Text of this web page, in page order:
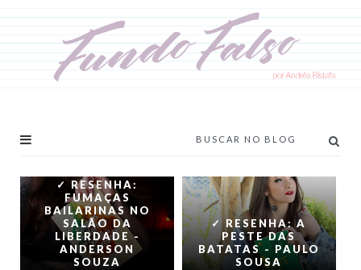
✓ RESENHA:
FUMAÇAS
BAILARINAS NO
SALÃO DA
LIBERDADE -
ANDERSON
SOUZA
✓ RESENHA: A
PESTE DAS
BATATAS - PAULO
SOUSA